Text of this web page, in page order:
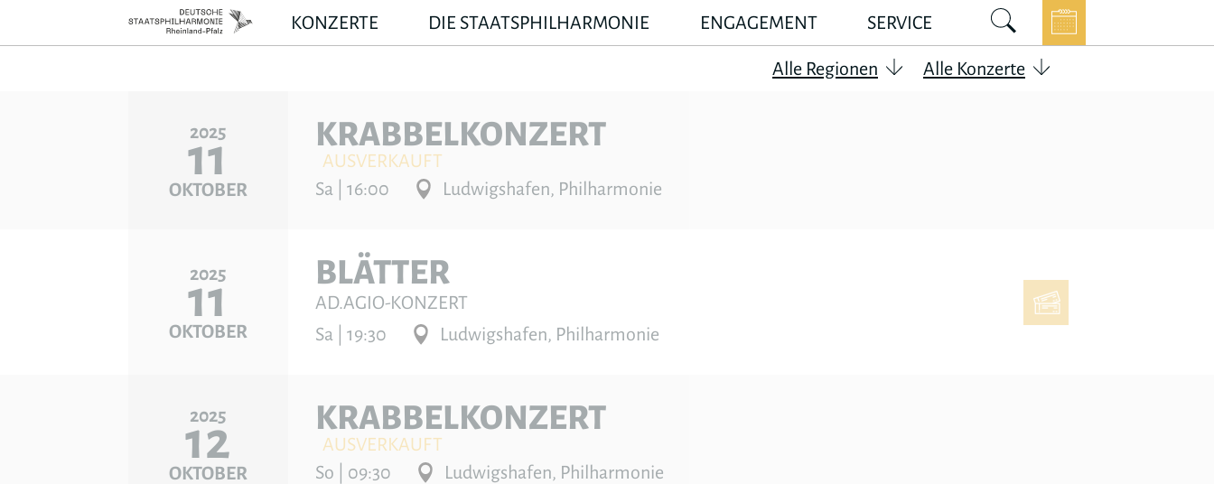
KONZERTE DIE STAATSPHILHARMONIE ENGAGEMENT SERVICE
Alle Konzerte
Alle Regionen
11
OKTOBER
2025 KRABBELKONZERT
AUSVERKAUFT
Sa | 16:00
Ludwigshafen, Philharmonie
11
OKTOBER
2025 BLÄTTER
AD.AGIO-KONZERT
Sa | 19:30
Ludwigshafen, Philharmonie
12
OKTOBER
2025 KRABBELKONZERT
AUSVERKAUFT
So | 09:30
Ludwigshafen, Philharmonie